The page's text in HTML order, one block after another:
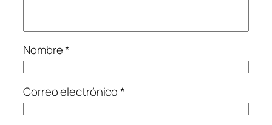
Nombre*
Correo electrónico*